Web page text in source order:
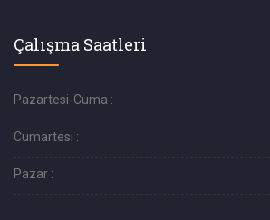
Çalışma Saatleri
Pazartesi-Cuma :
Cumartesi :
Pazar :